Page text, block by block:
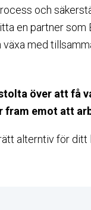
och
en partner
med
över att få
fram emot att
alterntiv för ditt